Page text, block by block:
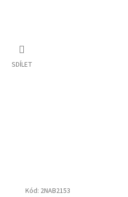
SDÍLET
Kód: 2NAB2153